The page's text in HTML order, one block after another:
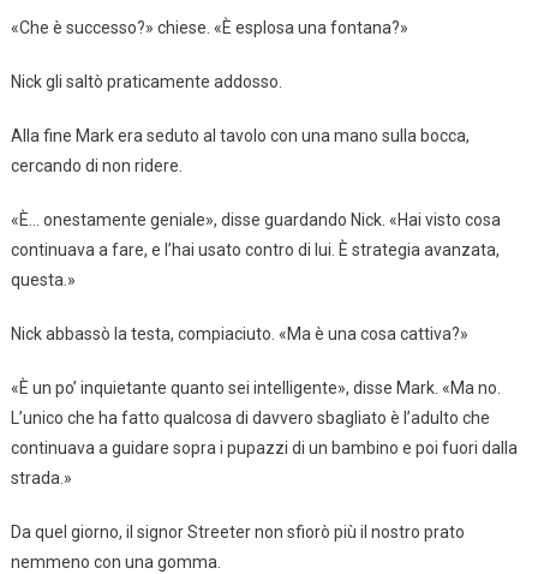
«Che è successo?» chiese. «È esplosa una fontana?»
Nick gli saltò praticamente addosso.
Alla fine Mark era seduto al tavolo con una mano sulla bocca,
cercando di non ridere.
«È… onestamente geniale», disse guardando Nick. «Hai visto cosa
continuava a fare, e l’hai usato contro di lui. È strategia avanzata,
questa.»
Nick abbassò la testa, compiaciuto. «Ma è una cosa cattiva?»
«È un po’ inquietante quanto sei intelligente», disse Mark. «Ma no.
L’unico che ha fatto qualcosa di davvero sbagliato è l’adulto che
continuava a guidare sopra i pupazzi di un bambino e poi fuori dalla
strada.»
Da quel giorno, il signor Streeter non sfiorò più il nostro prato
nemmeno con una gomma.